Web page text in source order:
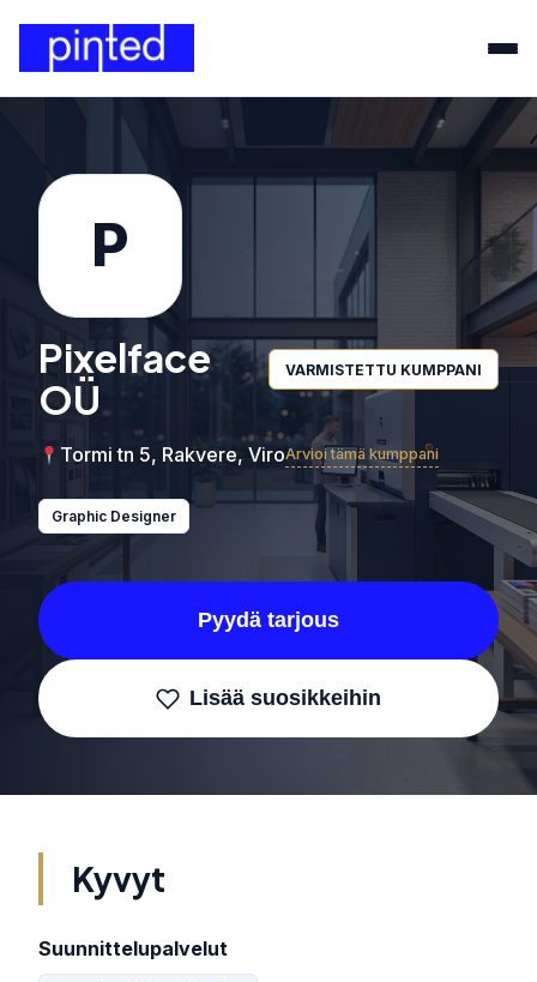
P
Pixelface
OÜ
VARMISTETTU KUMPPANI
Tormi tn 5, Rakvere, ViroArvioi tämä kumppani
Graphic Designer
Pyydä tarjous
Lisää suosikkeihin
Kyvyt
Suunnittelupalvelut